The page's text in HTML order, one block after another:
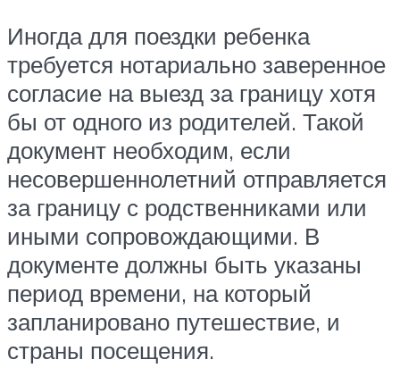
Иногда для поездки ребенка
требуется нотариально заверенное
согласие на выезд за границу хотя
бы от одного из родителей. Такой
документ необходим, если
несовершеннолетний отправляется
за границу с родственниками или
иными сопровождающими. В
документе должны быть указаны
период времени, на который
запланировано путешествие, и
страны посещения.